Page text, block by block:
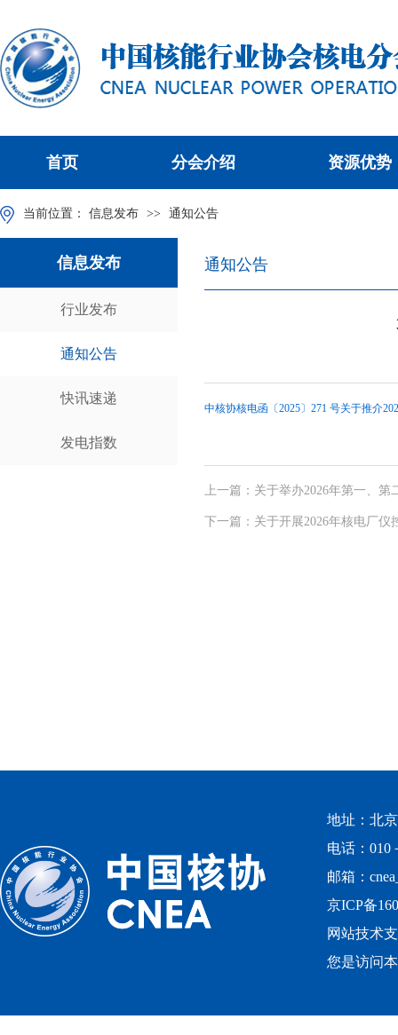
首页 分会介绍 资源优势
当前位置： 信息发布 >> 通知公告
信息发布
行业发布
通知公告
快讯速递
发电指数
通知公告
中核协核电函〔2025〕271 号关于推介
上一篇：关于举办2026年第一、
下一篇：关于开展2026年核电厂
地址：北
电话：010
邮箱：
京ICP备
网站技术
您是访问